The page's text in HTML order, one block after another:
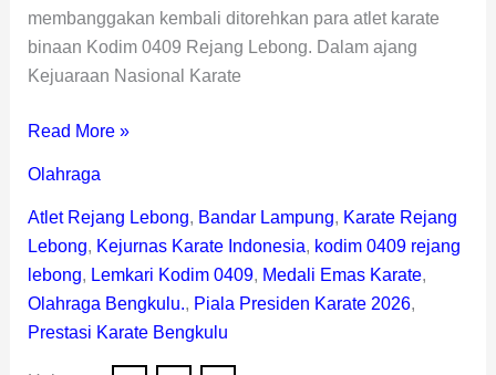
membanggakan kembali ditorehkan para atlet karate
binaan Kodim 0409 Rejang Lebong. Dalam ajang
Kejuaraan Nasional Karate
Read More »
Olahraga
Atlet Rejang Lebong, Bandar Lampung, Karate Rejang
Lebong, Kejurnas Karate Indonesia, kodim 0409 rejang
lebong, Lemkari Kodim 0409, Medali Emas Karate,
Olahraga Bengkulu., Piala Presiden Karate 2026,
Prestasi Karate Bengkulu